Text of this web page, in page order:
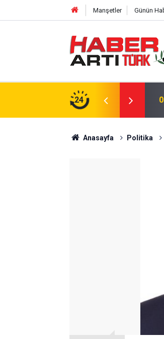
Manşetler Günün
24
Türkiye'de Doğurganlık Düşüşte
Anasayfa Politika